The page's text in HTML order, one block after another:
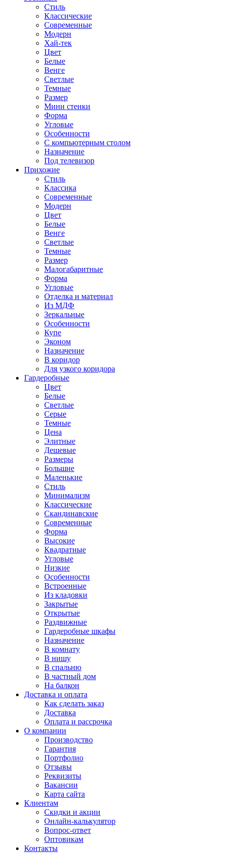
Стиль
Классические
Современные
Модерн
Хай-тек
Цвет
Белые
Венге
Светлые
Темные
Размер
Мини стенки
Форма
Угловые
Особенности
С компьютерным столом
Назначение
Под телевизор
Прихожие
Стиль
Классика
Современные
Модерн
Цвет
Белые
Венге
Светлые
Темные
Размер
Малогабаритные
Форма
Угловые
Отделка и материал
Из МДФ
Зеркальные
Особенности
Купе
Эконом
Назначение
В коридор
Для узкого коридора
Гардеробные
Цвет
Белые
Светлые
Серые
Темные
Цена
Элитные
Дешевые
Размеры
Большие
Маленькие
Стиль
Минимализм
Классические
Скандинавские
Современные
Форма
Высокие
Квадратные
Угловые
Низкие
Особенности
Встроенные
Из кладовки
Закрытые
Открытые
Раздвижные
Гардеробные шкафы
Назначение
В комнату
В нишу
В спальню
В частный дом
На балкон
Доставка и оплата
Как сделать заказ
Доставка
Оплата и рассрочка
О компании
Производство
Гарантия
Портфолио
Отзывы
Реквизиты
Вакансии
Карта сайта
Клиентам
Скидки и акции
Онлайн-калькулятор
Вопрос-ответ
Оптовикам
Контакты